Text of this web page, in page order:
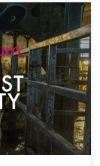
pt. „Krowa” to
tytułowe zwierzę, a
z odejściem od
Ryzykowny
stylu, […]